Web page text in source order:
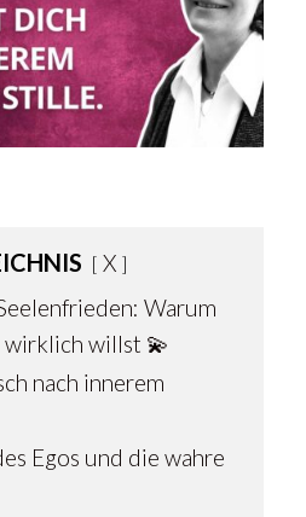
X
Warum
wirklich willst 💫
nach innerem
Egos und die wahre